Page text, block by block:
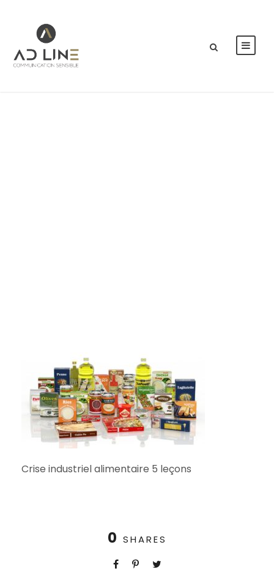
Crise industriel alimentaire 5 leçons
0 SHARES